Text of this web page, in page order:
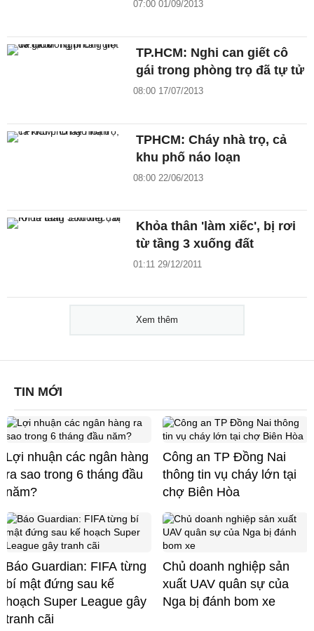
07:00 01/09/2013
TP.HCM: Nghi can giết cô
gái trong phòng trọ đã tự tử
08:00 17/07/2013
TPHCM: Cháy nhà trọ, cả
khu phố náo loạn
08:00 22/06/2013
Khỏa thân 'làm xiếc', bị rơi
từ tầng 3 xuống đất
01:11 29/12/2011
Xem thêm
TIN MỚI
Lợi nhuận các ngân hàng
ra sao trong 6 tháng đầu
năm?
Công an TP Đồng Nai
thông tin vụ cháy lớn tại
chợ Biên Hòa
Báo Guardian: FIFA từng
bí mật đứng sau kế
hoạch Super League gây
tranh cãi
Chủ doanh nghiệp sản
xuất UAV quân sự của
Nga bị đánh bom xe